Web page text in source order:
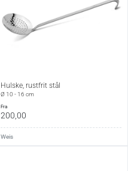
Hulske, rustfrit stål
Ø 10 - 16 cm
fra
200,00
Weis